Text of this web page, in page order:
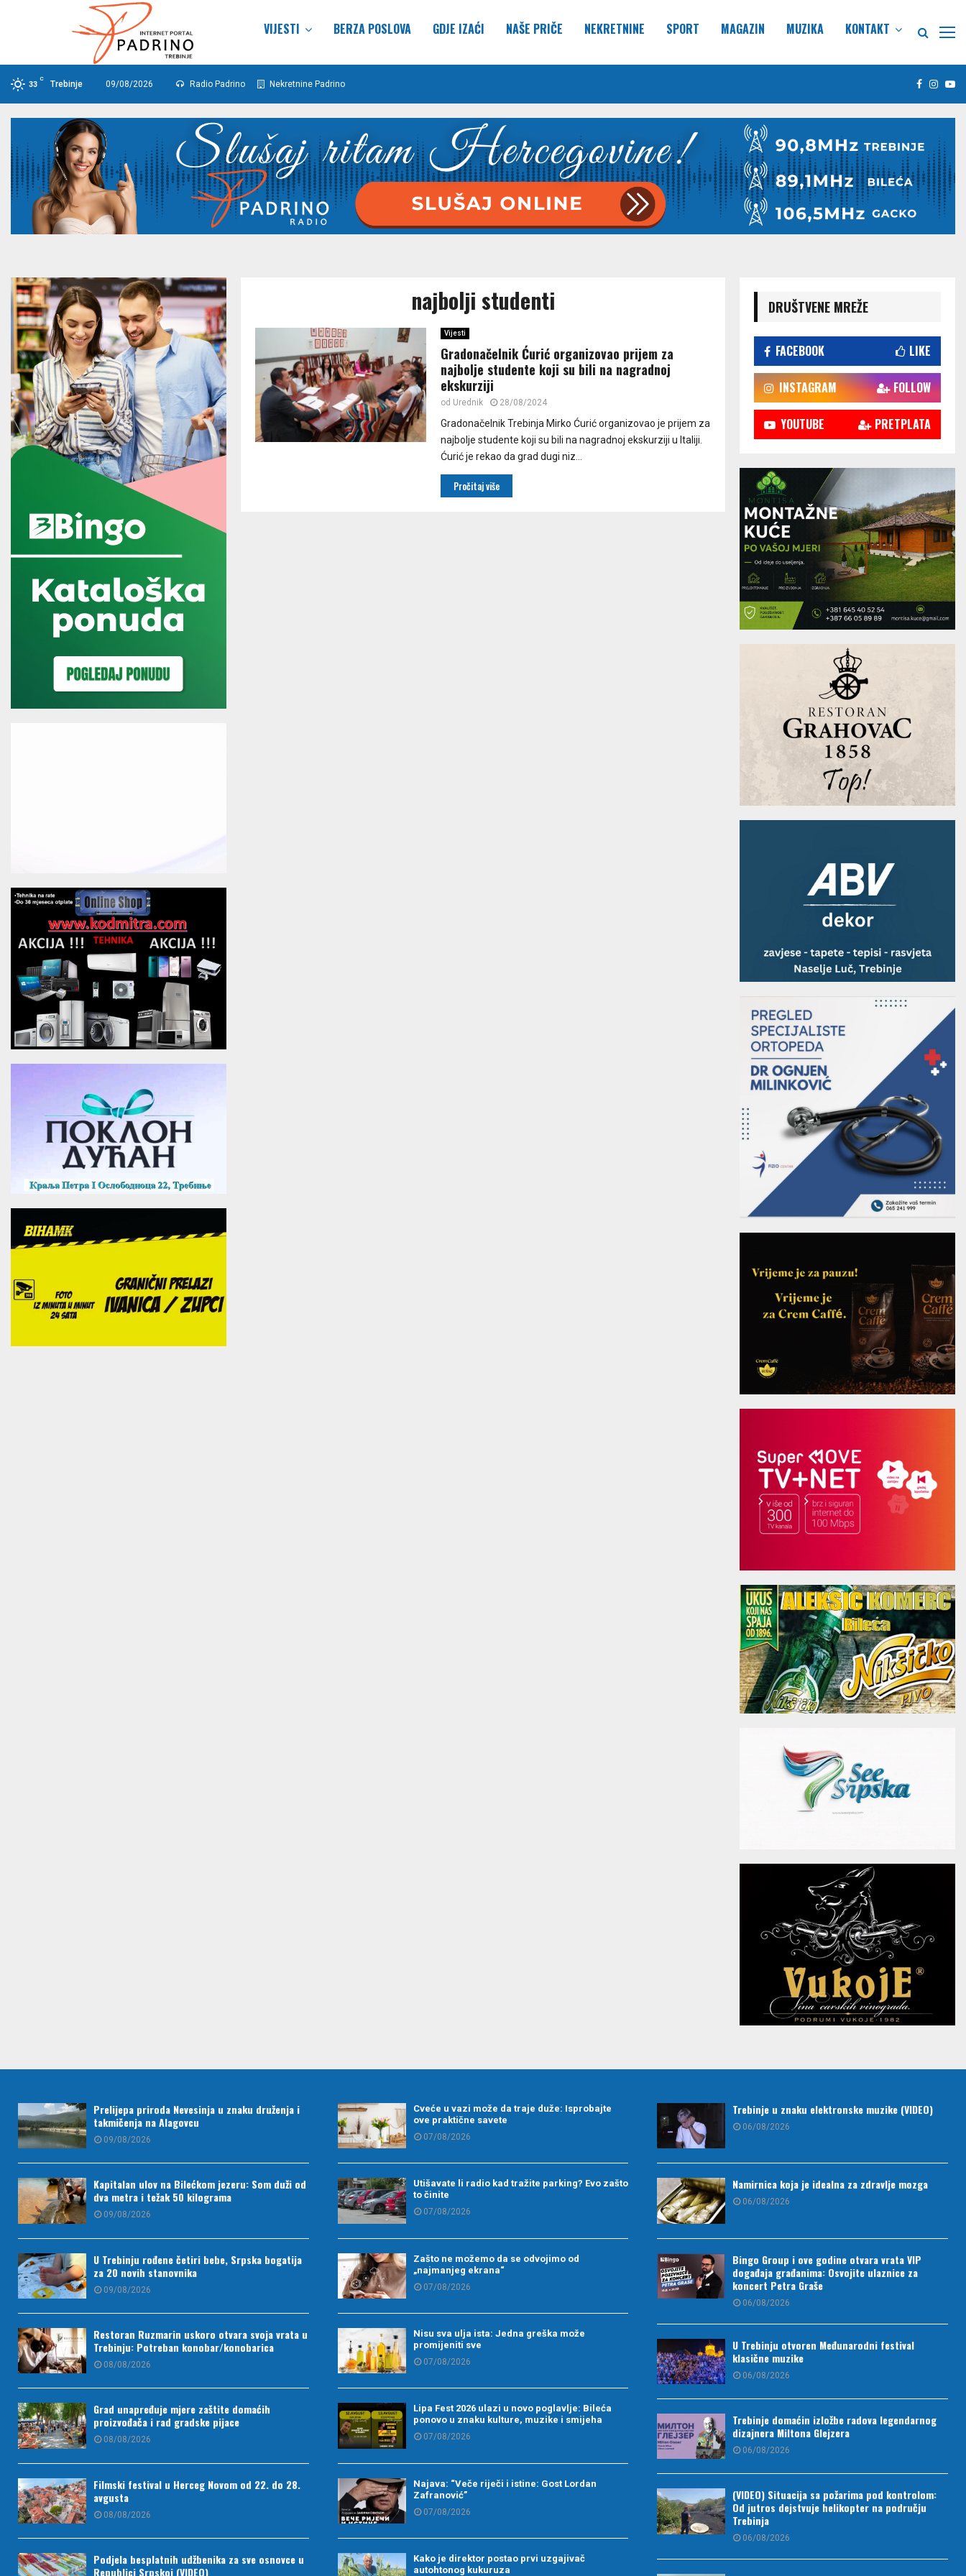
VIJESTI BERZA POSLOVA GDJE IZAĆI NAŠE PRIČE NEKRETNINE SPORT MAGAZIN MUZIKA KONTAKT
33
C
Trebinje 09/08/2026 Radio Padrino Nekretnine Padrino Facebook
najbolji studenti
Vijesti
Gradonačelnik Ćurić organizovao prijem za
najbolje studente koji su bili na nagradnoj
ekskurziji
od Urednik 28/08/2024
Gradonačelnik Trebinja Mirko Ćurić organizovao je prijem za
najbolje studente koji su bili na nagradnoj ekskurziji u Italiji.
Ćurić je rekao da grad dugi niz...
Pročitaj više
DRUŠTVENE MREŽE
FACEBOOK LIKE
INSTAGRAM FOLLOW
YOUTUBE PRETPLATA
Prelijepa priroda Nevesinja u znaku druženja i
takmičenja na Alagovcu
09/08/2026
Kapitalan ulov na Bilećkom jezeru: Som duži od
dva metra i težak 50 kilograma
09/08/2026
U Trebinju rođene četiri bebe, Srpska bogatija
za 20 novih stanovnika
09/08/2026
Restoran Ruzmarin uskoro otvara svoja vrata u
Trebinju: Potreban konobar/konobarica
08/08/2026
Grad unapređuje mjere zaštite domaćih
proizvođača i rad gradske pijace
08/08/2026
Filmski festival u Herceg Novom od 22. do 28.
avgusta
08/08/2026
Podjela besplatnih udžbenika za sve osnovce u
Republici Srpskoj (VIDEO)
Cveće u vazi može da traje duže: Isprobajte
ove praktične savete
07/08/2026
Utišavate li radio kad tražite parking? Evo zašto
to činite
07/08/2026
Zašto ne možemo da se odvojimo od
„najmanjeg ekrana“
07/08/2026
Nisu sva ulja ista: Jedna greška može
promijeniti sve
07/08/2026
Lipa Fest 2026 ulazi u novo poglavlje: Bileća
ponovo u znaku kulture, muzike i smijeha
07/08/2026
Najava: “Veče riječi i istine: Gost Lordan
Zafranović”
07/08/2026
Kako je direktor postao prvi uzgajivač
autohtonog kukuruza
Trebinje u znaku elektronske muzike (VIDEO)
06/08/2026
Namirnica koja je idealna za zdravlje mozga
06/08/2026
Bingo Group i ove godine otvara vrata VIP
događaja građanima: Osvojite ulaznice za
koncert Petra Graše
06/08/2026
U Trebinju otvoren Međunarodni festival
klasične muzike
06/08/2026
Trebinje domaćin izložbe radova legendarnog
dizajnera Miltona Glejzera
06/08/2026
(VIDEO) Situacija sa požarima pod kontrolom:
Od jutros dejstvuje helikopter na području
Trebinja
06/08/2026